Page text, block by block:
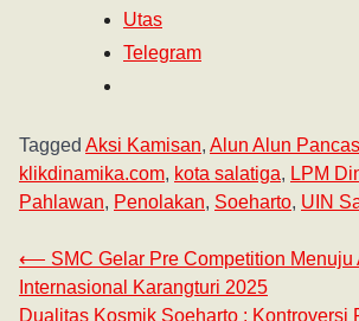
Utas
Telegram
Tagged Aksi Kamisan, Alun Alun
klikdinamika.com, kota salatiga, LPM
Pahlawan, Penolakan, Soeharto, UIN
⟵ SMC Gelar Pre Competition Menuju
Internasional Karangturi 2025
Dualitas Kosmik Soeharto : Kontroversi